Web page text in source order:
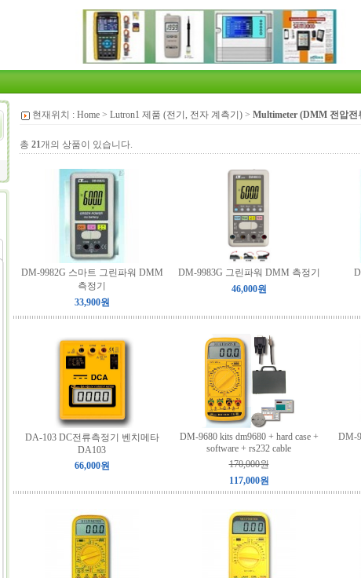
현재위치 : Home > Lutron1 제품 (전기, 전자 계측기) > Multimeter (DMM 전압전
총 21개의 상품이 있습니다.
DM-9982G 스마트 그린파워 DMM
측정기
33,900원
DM-9983G 그린파워 DMM 측정기
46,000원
DA-103 DC전류측정기 벤치메타
DA103
66,000원
DM-9680 kits dm9680 + hard case +
software + rs232 cable
170,000원
117,000원
DM-